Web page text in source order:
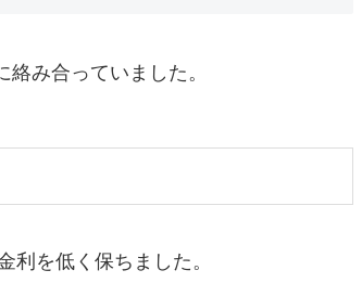
み合っていました。
利を低く保ちました。